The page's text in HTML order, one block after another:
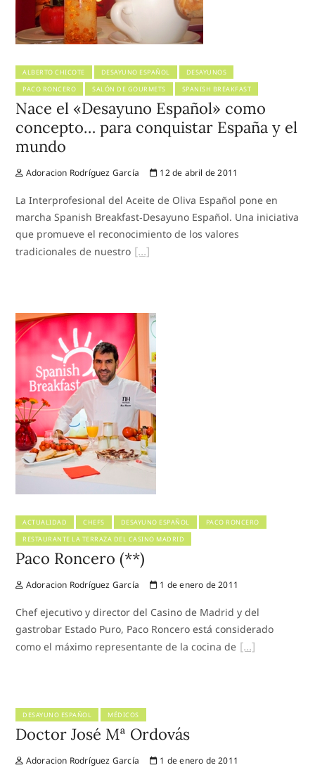
ALBERTO CHICOTE DESAYUNO ESPAÑOL
DESAYUNOS
PACO RONCERO
SALÓN DE GOURMETS SPANISH BREAKFAST
Nace el «Desayuno Español» como
concepto… para conquistar España y el
mundo
Adoracion Rodríguez García 12 de abril de 2011
La Interprofesional del Aceite de Oliva Español pone en
marcha Spanish Breakfast‐Desayuno Español. Una iniciativa
que promueve el reconocimiento de los valores
tradicionales de nuestro
ACTUALIDAD CHEFS DESAYUNO ESPAÑOL
PACO RONCERO
RESTAURANTE LA TERRAZA DEL CASINO MADRID
Paco Roncero (**)
Adoracion Rodríguez García 1 de enero de 2011
Chef ejecutivo y director del Casino de Madrid y del
gastrobar Estado Puro, Paco Roncero está considerado
como el máximo representante de la cocina de
DESAYUNO ESPAÑOL MÉDICOS
Doctor José Mª Ordovás
Adoracion Rodríguez García 1 de enero de 2011